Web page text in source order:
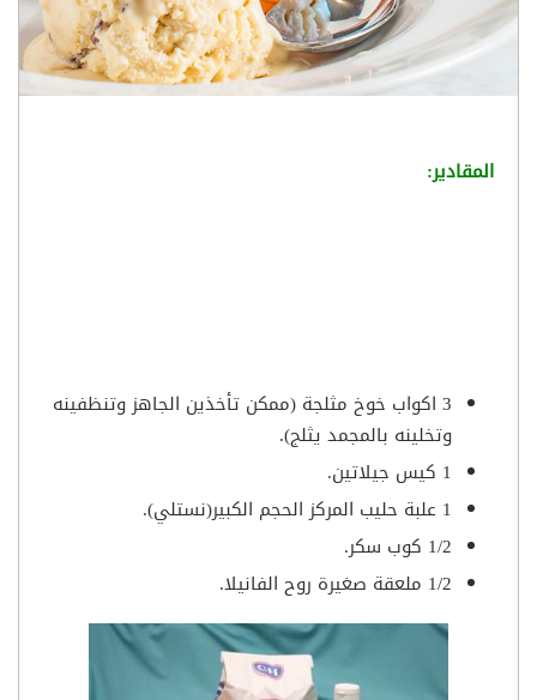
المقادير:
3 اكواب خوخ مثلجة (ممكن تأخذين الجاهز وتنظفينه
وتخلينه بالمجمد يثلج).
1 كيس جيلاتين.
1 علبة حليب المركز الحجم الكبير(نستلي).
1/2 كوب سكر.
1/2 ملعقة صغيرة روح الفانيلا.